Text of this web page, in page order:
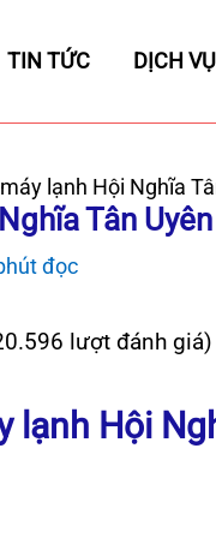
TIN TỨC DỊCH VỤ
lạnh Hội Nghĩa
Tân Uyên
đọc
lượt đánh giá)
lạnh Hội